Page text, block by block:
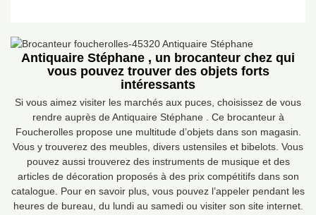
Antiquaire Stéphane , un brocanteur chez qui
vous pouvez trouver des objets forts
intéressants
Si vous aimez visiter les marchés aux puces, choisissez de vous
rendre auprès de Antiquaire Stéphane . Ce brocanteur à
Foucherolles propose une multitude d’objets dans son magasin.
Vous y trouverez des meubles, divers ustensiles et bibelots. Vous
pouvez aussi trouverez des instruments de musique et des
articles de décoration proposés à des prix compétitifs dans son
catalogue. Pour en savoir plus, vous pouvez l’appeler pendant les
heures de bureau, du lundi au samedi ou visiter son site internet.